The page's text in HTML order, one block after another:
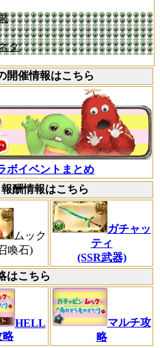
タ
開催情報はこちら
ボイベントまとめ
酬情報はこちら
ムック
喚石)
ガチャッ
ティ
(SSR武器)
はこちら
HELL
略
マルチ攻
略